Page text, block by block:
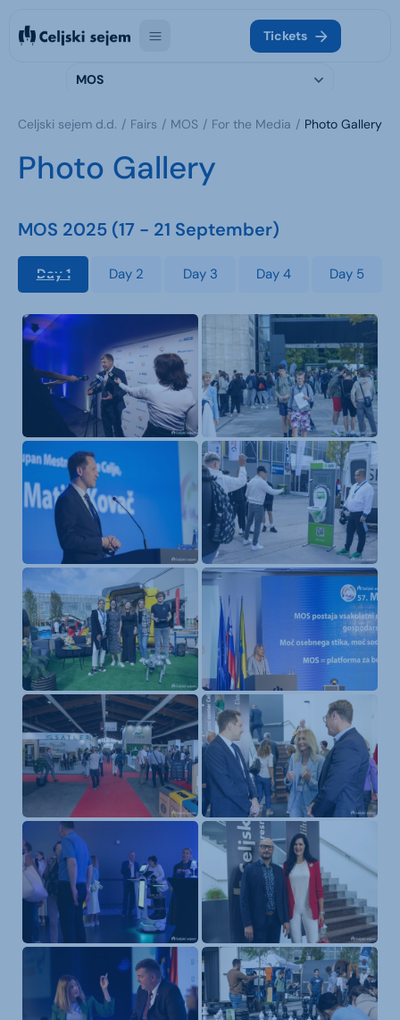
Tickets
MOS
Celjski sejem d.d. Fairs MOS For the Media Photo Gallery
Photo Gallery
MOS 2025 (17 - 21 September)
Day 1 Day 2 Day 3 Day 4 Day 5